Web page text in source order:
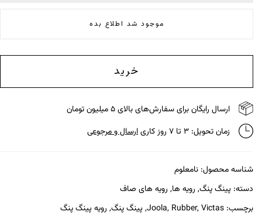
موجود شد اطلاع بده
خرید
ارسال رایگان برای سفارش‌های بالای ۵ میلیون تومان
زمان تحویل: ۳ تا ۷ روز کاری
ارسال و مرجوعی
شناسه محصول: نامعلوم
دسته: پینگ پنگ, رویه ها, رویه های صاف
برچسب:
Joola, Rubber,Victas
,پینگ پنگ, رویه پینگ پنگ